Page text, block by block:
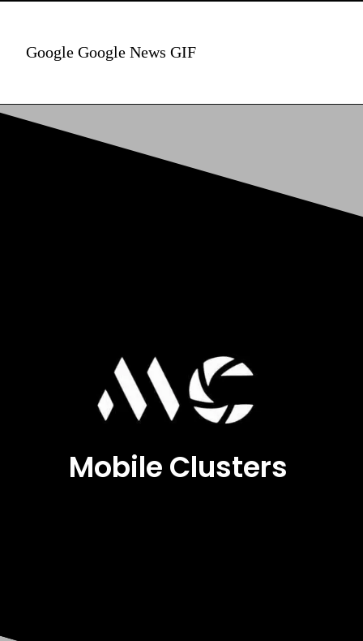
Google Google News GIF
Mobile Clusters